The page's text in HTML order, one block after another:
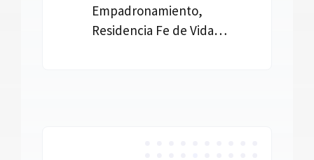
Empadronamiento,
Residencia Fe de Vida…